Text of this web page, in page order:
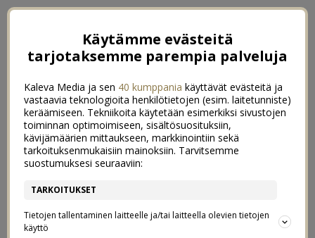
Käytämme evästeitä
tarjotaksemme parempia palveluja
Kaleva Media ja sen 40 kumppania käyttävät evästeitä ja
vastaavia teknologioita henkilötietojen (esim. laitetunniste)
keräämiseen. Tekniikoita käytetään esimerkiksi sivustojen
toiminnan optimoimiseen, sisältösuosituksiin,
kävijämäärien mittaukseen, markkinointiin sekä
tarkoituksenmukaisiin mainoksiin. Tarvitsemme
suostumuksesi seuraaviin:
TARKOITUKSET
Tietojen tallentaminen laitteelle ja/tai laitteella olevien tietojen
käyttö